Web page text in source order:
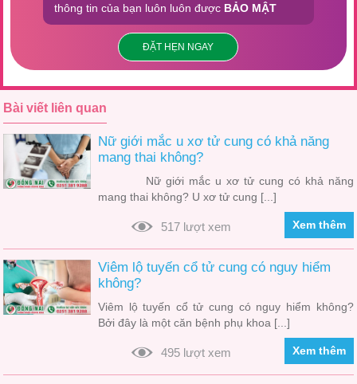
thông tin của bạn luôn luôn được BẢO MẬT
ĐẶT HẸN NGAY
Bài viết liên quan
Nữ giới mắc u xơ tử cung có khả năng
mang thai không?
Nữ giới mắc u xơ tử cung có khả năng
mang thai không? U xơ tử cung [...]
517 lượt xem Xem thêm
Viêm lộ tuyến cổ tử cung có nguy hiểm
không?
Viêm lộ tuyến cổ tử cung có nguy hiểm không?
Bởi đây là một căn bệnh phụ khoa [...]
495 lượt xem Xem thêm